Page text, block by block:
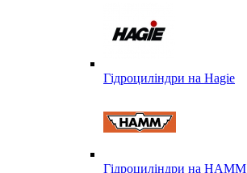
Гідроциліндри на Hagie
Гідроциліндри на HAMM